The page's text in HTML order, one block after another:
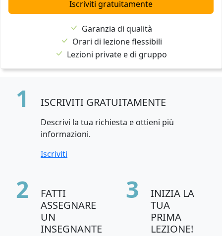
Iscriviti gratuitamente
Garanzia di qualità
Orari di lezione flessibili
Lezioni private e di gruppo
1 ISCRIVITI GRATUITAMENTE
Descrivi la tua richiesta e ottieni più
informazioni.
Iscriviti
2
FATTI
ASSEGNARE
UN
INSEGNANTE
3
INIZIA LA
TUA
PRIMA
LEZIONE!